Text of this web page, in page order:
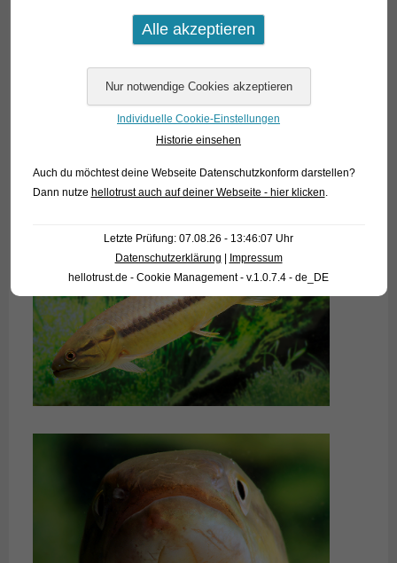
Individuelle Cookie-Einstellungen
Historie einsehen
Auch du möchtest deine Webseite Datenschutzkonform darstellen?
Dann nutze hellotrust auch auf deiner Webseite - hier klicken
Letzte Prüfung: 07.08.26 - 13:46:07 Uhr
Datenschutzerklärung | Impressum
hellotrust.de - Cookie Management - v.1.0.7.4 - de_DE